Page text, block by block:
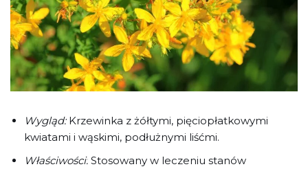
Wygląd:Krzewinka z żółtymi, pięciopłatkowymi
kwiatami i wąskimi, podłużnymi liśćmi.
Właściwości: Stosowany w leczeniu stanów